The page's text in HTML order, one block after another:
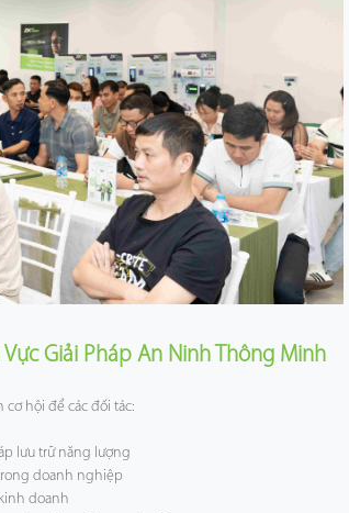
Giải Pháp An Ninh Thông Minh
hội để các đối tác:
lưu trữ năng lượng
doanh nghiệp
doanh